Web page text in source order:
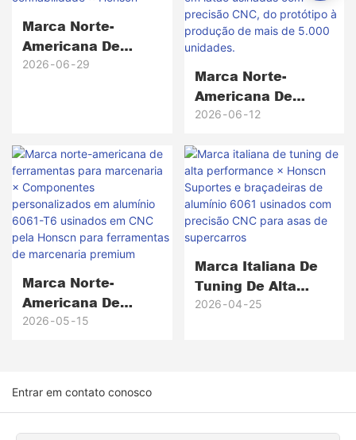
Marca Norte-
Americana De
Equipamentos De
2026 06 29
Marca Norte-
Americana De
Equipamentos De
Cabeças De Putter
Em Latão Usinadas
Com Precisão CNC,
Do Protótipo À
Produção De Mais
2026 06 12
Marca Norte-
Americana De
Ferramentas Para
Alumínio 6061-T6
2026 05 15
Marca Italiana De
Tuning De Alta
Performance ×
2026 04 25
Entrar em contato conosco